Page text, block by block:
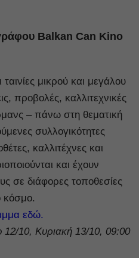
Balkan Can Kino
μικρού και μεγάλου
προβολές, καλλιτεχνικές
– πάνω στη θεματική
συλλογικότητες
καλλιτέχνες και
και έχουν
σε διάφορες τοποθεσίες
κόσμο.
εδώ.
10, Κυριακή 13/10, 09:00